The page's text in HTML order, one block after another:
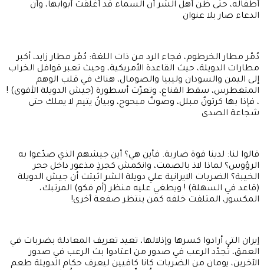
أطفاله، حتى ظنّ أهل الشر أن السماء قد أغلقت أبوابها، وأن
الدعاء صار بلا عنوان
دُمّر مطار الخرطوم، فجاء الرد من ذات اللغة: دُمّر مطار زايد، أكبر
مطارات الدويلة، حيث القاعدة الأمريكية، وحيث تعبر قوافل الخراب
إلى اليمن والسودان وليبيا والصومال، هناك في قلب الوهم
المتغطرس، سقط القناع، وتعرّت أسطورة (جيش الدويلة الأقوى) !
، فإذا بها كرتونٌ مبلل، وصوتٌ مبحوح، وبيانٌ يتيم لا يملك حتى
شجاعة الصدى
قالوا لنا: لدينا قوة ضاربة. فأين هي؟ أين جيشهم الذي صدّعوا به
الرؤوس؟ لماذا لاذ بالصمت، وانكمش كجرذٍ مذعور داخل جحر
الخيبة؟ الضربات الايرانية علي دويلة الشر اثبتت أن جيش الدويلة
(قاعد في السهلة) ! ويطغي عليه منظر (أم فكو) المرتبك،
المكسور، المتلفت خلفه كمن ينتظر صفعة أخرى!
إيران التي أرادوا كسرها وإذلالها، تعيد تعريف المعادلة بضربات في
العمق، تُجدّد الرعب في صدور من اعتادوا بث الرعب في صدور
الآخرين، يومان من الضربات كانا كافيين ليعرف حكام الدويلة طعم